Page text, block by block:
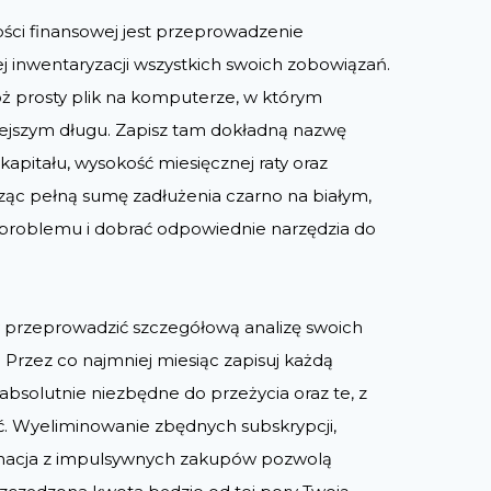
finansowej jest przeprowadzenie
inwentaryzacji wszystkich swoich zobowiązań.
prosty plik na komputerze, w którym
długu. Zapisz tam dokładną nazwę
wysokość miesięcznej raty oraz
pełną sumę zadłużenia czarno na białym,
i dobrać odpowiednie narzędzia do
szczegółową analizę swoich
co najmniej miesiąc zapisuj każdą
niezbędne do przeżycia oraz te, z
Wyeliminowanie zbędnych subskrypcji,
z impulsywnych zakupów pozwolą